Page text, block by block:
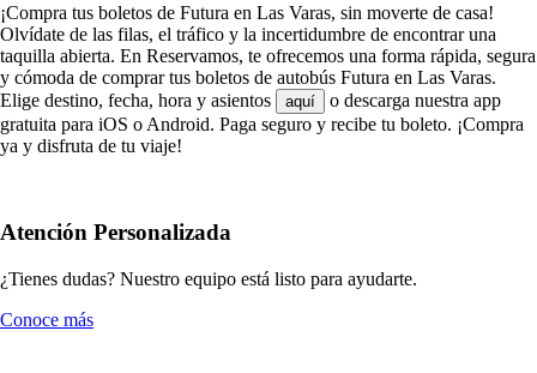
¡Compra tus boletos de Futura en Las Varas, sin moverte de casa!
Olvídate de las filas, el tráfico y la incertidumbre de encontrar una
taquilla abierta. En Reservamos, te ofrecemos una forma rápida, segura
y cómoda de comprar tus boletos de autobús Futura en Las Varas.
Elige destino, fecha, hora y asientos
aquí
o descarga nuestra app
gratuita para iOS o Android. Paga seguro y recibe tu boleto. ¡Compra
ya y disfruta de tu viaje!
Atención Personalizada
¿Tienes dudas? Nuestro equipo está listo para ayudarte.
Conoce más